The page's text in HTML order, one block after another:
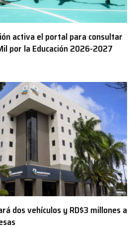
activa el portal para consultar
por la Educación 2026-2027
dos vehículos y RD$3 millones a